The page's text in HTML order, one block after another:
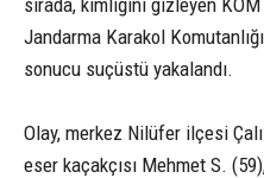
Jandarma Karakol
sonucu suçüstü yakalandı.
Olay, merkez Nilüfer ilçesi
eser kaçakçısı Mehmet S.